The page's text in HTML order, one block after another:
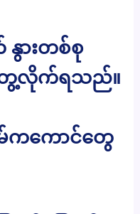
ားတစ်စု
ေ့လိုက်ရသည်။
ကကောင်တွေ